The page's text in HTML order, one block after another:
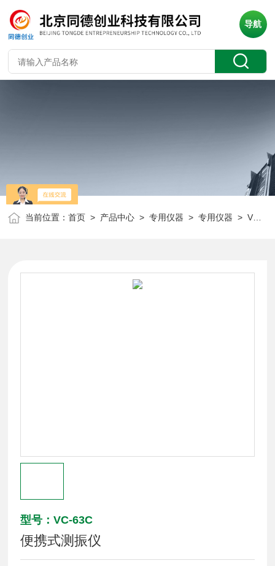
导航
当前位置：首页 > 产品中心 >专用仪器 >专用仪器 > VC-63C便携式测振仪
型号：VC-63C
便携式测振仪